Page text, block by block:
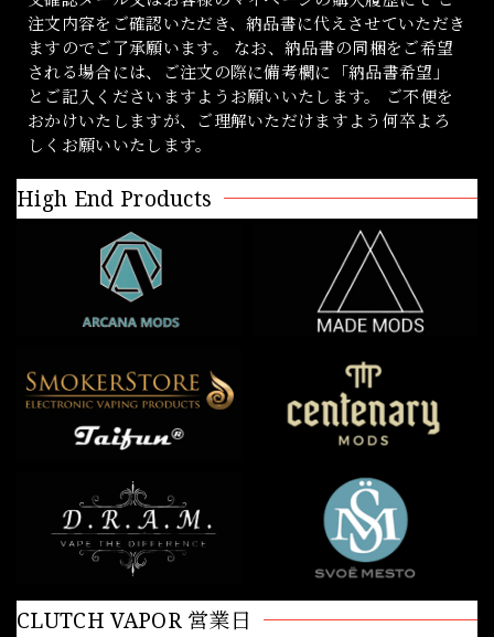
注文内容をご確認いただき、納品書に代えさせていただき
ますのでご了承願います。 なお、納品書の同梱をご希望
される場合には、ご注文の際に備考欄に「納品書希望」
とご記入くださいますようお願いいたします。 ご不便を
おかけいたしますが、ご理解いただけますよう何卒よろ
しくお願いいたします。
High End Products
CLUTCH VAPOR 営業日